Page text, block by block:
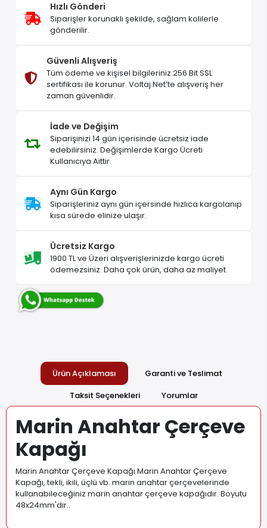
Hızlı Gönderi
Siparişler korunaklı şekilde, sağlam kolilerle
gönderilir.
Güvenli Alışveriş
Tüm ödeme ve kişisel bilgileriniz 256 Bit SSL
sertifikası ile korunur. Voltaj.Net’te alışveriş her
zaman güvenlidir.
İade ve Değişim
Siparişinizi 14 gün içerisinde ücretsiz iade
edebilirsiniz. Değişimlerde Kargo Ücreti
Kullanıcıya Aittir.
Aynı Gün Kargo
Siparişleriniz aynı gün içersinde hızlıca kargolanıp
kısa sürede elinize ulaşır.
Ücretsiz Kargo
1900 TL ve Üzeri alışverişlerinizde kargo ücreti
ödemezsiniz. Daha çok ürün, daha az maliyet.
Ürün Açıklaması
Garanti ve Teslimat
Taksit Seçenekleri
Yorumlar
Marin Anahtar Çerçeve
Kapağı
Marin Anahtar Çerçeve Kapağı Marin Anahtar Çerçeve
Kapağı, tekli, ikili, üçlü vb. marin anahtar çerçevelerinde
kullanabileceğiniz marin anahtar çerçeve kapağıdır. Boyutu
48x24mm'dir..